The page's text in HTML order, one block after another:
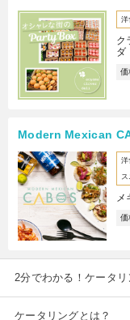
洋
ク
ダ
価
Modern Mexican
洋
ス
メ
価
2分でわかる！ケータ
ケータリングとは？